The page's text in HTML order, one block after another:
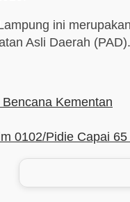
ini
Asli Daerah (PAD).
Kementan
0102/Pidie Capai